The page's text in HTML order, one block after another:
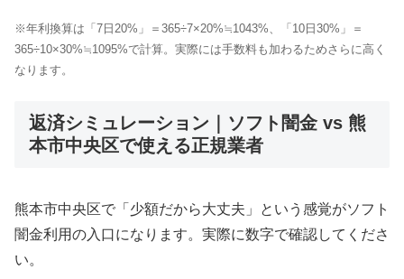
※年利換算は「7日20%」＝365÷7×20%≒1043%、「10日30%」＝
365÷10×30%≒1095%で計算。実際には手数料も加わるためさらに高く
なります。
返済シミュレーション｜ソフト闇金 vs 熊
本市中央区で使える正規業者
熊本市中央区で「少額だから大丈夫」という感覚がソフト
闇金利用の入口になります。実際に数字で確認してくださ
い。